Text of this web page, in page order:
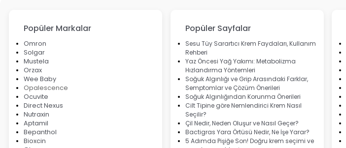
Popüler Markalar
Omron
Solgar
Mustela
Orzax
Wee Baby
Opalescence
Ocuvite
Direct Nexus
Nutraxin
Aptamil
Bepanthol
Bioxcin
Popüler Sayfalar
Sesu Tüy Sarartıcı Krem Faydaları, Kullanım
Rehberi
Yaz Öncesi Yağ Yakımı: Metabolizma
Hızlandırma Yöntemleri
Soğuk Algınlığı ve Grip Arasındaki Farklar,
Semptomlar ve Çözüm Önerileri
Soğuk Algınlığından Korunma Önerileri
Cilt Tipine göre Nemlendirici Krem Nasıl
Seçilir?
Çil Nedir, Neden Oluşur ve Nasıl Geçer?
Bactigras Yara Örtüsü Nedir, Ne İşe Yarar?
5 Adımda Pişiğe Son! Doğru krem seçimi ve